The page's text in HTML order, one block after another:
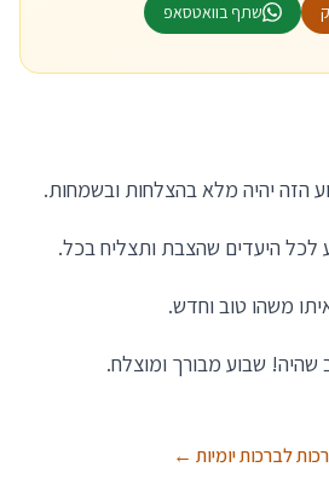
שתף בוואטסאפ
הזה יהיה מלא בהצלחות ובשמחות.
היעדים שהצבת ותצליח בכל.
משהו טוב וחדש.
שהיה! שבוע מבורך ומוצלח.
לברכות יומיות ←